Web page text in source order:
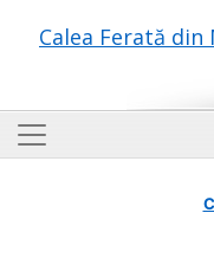
Calea Ferată din